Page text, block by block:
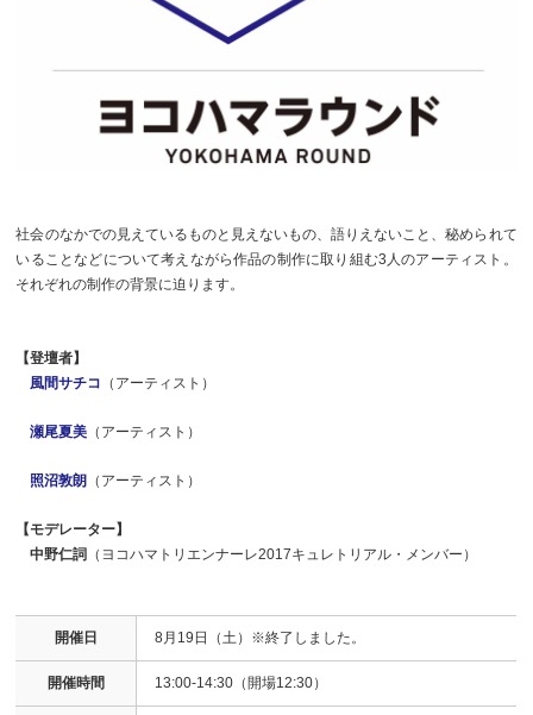
社会のなかでの見えているものと見えないもの、語りえないこと、秘められて
いることなどについて考えながら作品の制作に取り組む3人のアーティスト。
それぞれの制作の背景に迫ります。
【登壇者】
風間サチコ （アーティスト）
瀬尾夏美 （アーティスト）
照沼敦朗 （アーティスト）
【モデレーター】
中野仁詞 （ヨコハマトリエンナーレ2017キュレトリアル・メンバー）
開催日 8月19日（土）※終了しました。
開催時間 13:00-14:30（開場12:30）